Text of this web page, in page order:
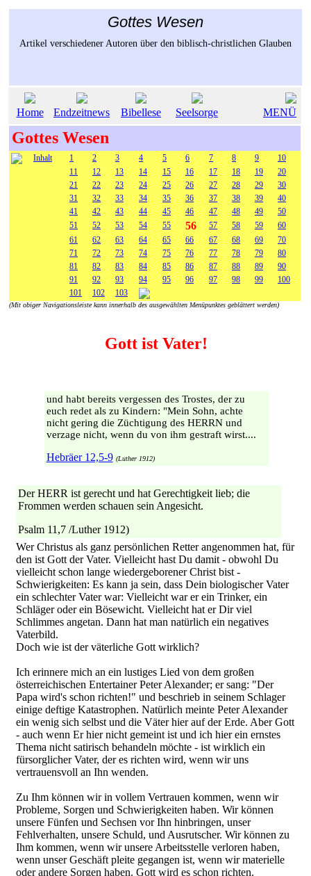
Gottes Wesen
Artikel verschiedener Autoren über den biblisch-christlichen Glauben
Home Endzeitnews Bibellese Seelsorge MENÜ
Gottes Wesen
Inhalt 1 2 3 4 5 6 7 8 9
10
11
12 13 14 15 16 17 18 19
20
21
22 23 24 25 26 27 28 29
30
31
32 33 34 35 36 37 38 39
40
41
42 43 44 45 46 47 48 49
50
51
52 53 54 55 56 57 58 59
60
61
62 63 64 65 66 67 68 69
70
71
72 73 74 75 76 77 78 79
80
81
82 83 84 85 86 87 88 89
90
91
92 93 94 95 96 97 98 99
100
101
102 103
(Mit obiger Navigationsleiste kann innerhalb des ausgewählten Menüpunktes geblättert werden)
Gott ist Vater!
und habt bereits vergessen des Trostes, der zu
euch redet als zu Kindern: "Mein Sohn, achte
nicht gering die Züchtigung des HERRN und
verzage nicht, wenn du von ihm gestraft wirst....
Hebräer 12,5-9 (Luther 1912)
Der HERR ist gerecht und hat Gerechtigkeit lieb; die
Frommen werden schauen sein Angesicht.
Psalm 11,7 /Luther 1912)
Wer Christus als ganz persönlichen Retter angenommen hat, für
den ist Gott der Vater. Vielleicht hast Du damit - obwohl Du
vielleicht schon lange wiedergeborener Christ bist -
Schwierigkeiten: Es kann ja sein, dass Dein biologischer Vater
ein schlechter Vater war: Vielleicht war er ein Trinker, ein
Schläger oder ein Bösewicht. Vielleicht hat er Dir viel
Schlimmes angetan. Dann hat man natürlich ein negatives
Vaterbild.
Doch wie ist der väterliche Gott wirklich?
Ich erinnere mich an ein lustiges Lied von dem großen
österreichischen Entertainer Peter Alexander; er sang: "Der
Papa wird's schon richten!" und beschrieb in seinem Schlager
einige deftige Katastrophen. Natürlich meinte Peter Alexander
ein wenig sich selbst und die Väter hier auf der Erde. Aber Gott
- auch wenn Er hier nicht gemeint ist und ich hier ein ernstes
Thema nicht satirisch behandeln möchte - ist wirklich ein
fürsorglicher Vater, der es richten wird, wenn wir uns
vertrauensvoll an Ihn wenden.
Zu Ihm können wir in vollem Vertrauen kommen, wenn wir
Probleme, Sorgen und Schwierigkeiten haben. Wir können
unsere Fünfen und Sechsen vor Ihn hinbringen, unser
Fehlverhalten, unsere Schuld, und Ausrutscher. Wir können zu
Ihm kommen, wenn wir unsere Arbeitsstelle verloren haben,
wenn unser Geschäft pleite gegangen ist, wenn wir materielle
oder andere Sorgen haben. Gott wird es schon richten.